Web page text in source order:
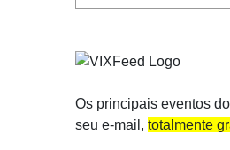
Os principais eventos
seu e-mail, totalmente